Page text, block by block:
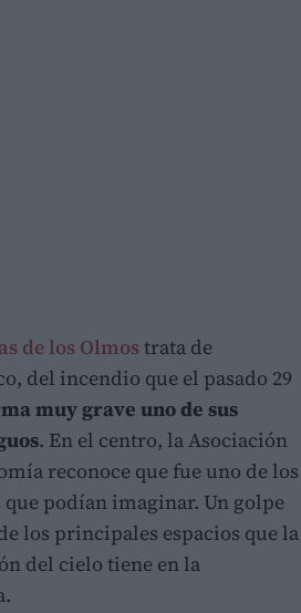
de los Olmostrata de
del incendio que el pasado 29
muy grave uno de sus
. En el centro, la Asociación
reconoce que fue uno de los
podían imaginar. Un golpe
los principales espacios que la
del cielo tiene en la